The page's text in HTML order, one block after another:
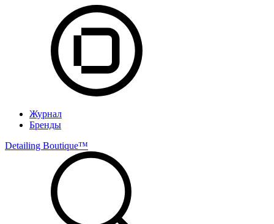
Журнал
Бренды
Detailing Boutique™️